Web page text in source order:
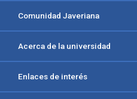
Comunidad Javeriana
Acerca de la universidad
Enlaces de interés